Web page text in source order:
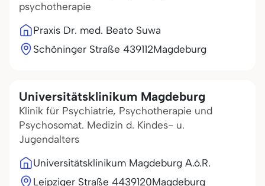
psychotherapie
Praxis Dr. med. Beato Suwa
Schöninger Straße 439112Magdeburg
Universitätsklinikum Magdeburg
Klinik für Psychiatrie, Psychotherapie und
Psychosomat. Medizin d. Kindes- u.
Jugendalters
Universitätsklinikum Magdeburg A.ö.R.
Leipziger Straße 4439120Magdeburg